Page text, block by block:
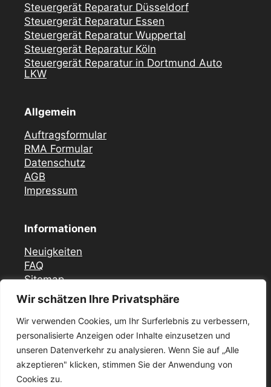
Wir schätzen Ihre Privatsphäre
Wir verwenden Cookies, um Ihr Surferlebnis zu verbessern,
personalisierte Anzeigen oder Inhalte einzusetzen und
unseren Datenverkehr zu analysieren. Wenn Sie auf „Alle
akzeptieren" klicken, stimmen Sie der Anwendung von
Cookies zu.
Steuergerät Reparatur Düsseldorf
Steuergerät Reparatur Essen
Steuergerät Reparatur Wuppertal
Steuergerät Reparatur Köln
Steuergerät Reparatur in Dortmund Auto
LKW
Allgemein
Auftragsformular
RMA Formular
Datenschutz
AGB
Impressum
Informationen
Neuigkeiten
FAQ
Sitemap
Vor Ort Notfall Service
Mercedes Zündschloss ELV Reparatur
Düsseldorf
Zündschloss ELV Reparatur Krefeld
Mercedes Zündschloss Reparatur Essen –
ELV / ESL